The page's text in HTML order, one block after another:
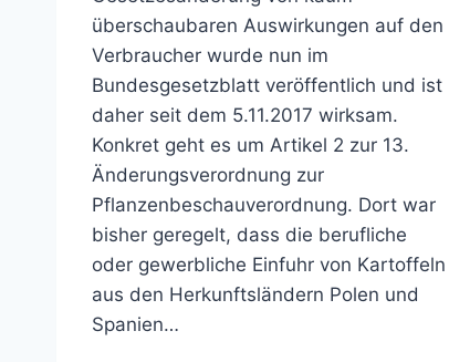
überschaubaren Auswirkungen auf den
Verbraucher wurde nun im
Bundesgesetzblatt veröffentlich und ist
daher seit dem 5.11.2017 wirksam.
Konkret geht es um Artikel 2 zur 13.
Änderungsverordnung zur
Pflanzenbeschauverordnung. Dort war
bisher geregelt, dass die berufliche
oder gewerbliche Einfuhr von Kartoffeln
aus den Herkunftsländern Polen und
Spanien…